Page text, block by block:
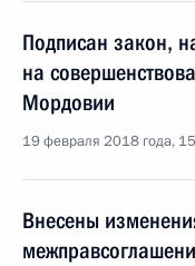
Подписан закон,
на
Мордовии
19 февраля 2018 года,
Внесены